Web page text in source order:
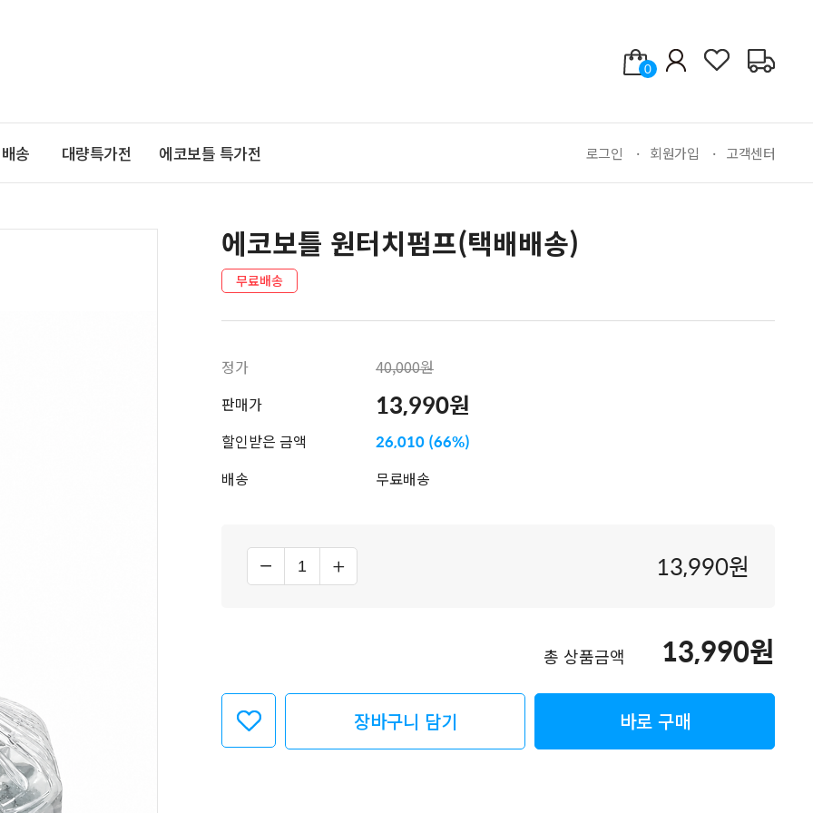
0
송 대량특가전 에코보틀 특가전 로그인 회원가입 고객센터
에코보틀 원터치펌프(택배배송)
무료배송
정가
40,000원
판매가
13,990원
할인받은 금액 26,010 (66%)
배송 무료배송
13,990원
총 상품금액 13,990원
장바구니 담기 바로 구매